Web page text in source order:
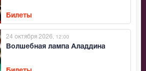
Билеты
Волшебная лампа Аладдина
24 октября 2026 , 12:00